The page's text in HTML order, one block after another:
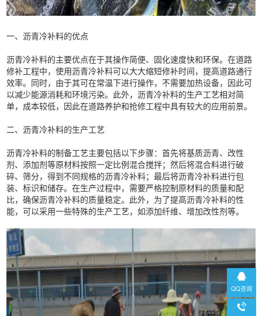
一、沥青冷补料的优点
沥青冷补料的主要优点在于其操作简便、固化速度快和环保。在道路
修补工程中，使用沥青冷补料可以大大缩短修补时间，提高道路通行
效率。同时，由于其可在常温下进行操作，不需要加热设备，因此可
以减少能源消耗和环境污染。此外，沥青冷补料的生产工艺相对简
单，成本较低，因此在道路养护和抢修工程中具有较大的应用前景。
二、沥青冷补料的生产工艺
沥青冷补料的制备工艺主要包括以下步骤：首先将基质沥青、改性
剂、添加剂等原材料按照一定比例混合搅拌；然后将混合料进行破
碎、筛分，得到不同规格的沥青冷补料；最后将沥青冷补料进行包
装、标识和储存。在生产过程中，需要严格控制原材料的质量和配
比，确保沥青冷补料的质量稳定。此外，为了提高沥青冷补料的性
能，可以采用一些特殊的生产工艺，如添加纤维、增加改性剂等。
QQ咨询